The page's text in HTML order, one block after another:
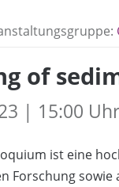
of
| 15:00
ist eine
Forschung